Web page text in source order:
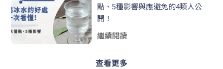
點、5種影響與應避免的4類人公
開！
繼續閱讀
查看更多